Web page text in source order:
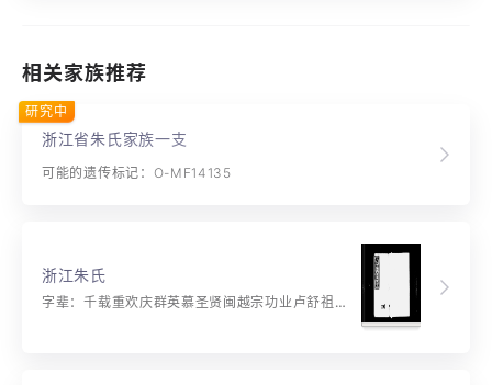
相关家族推荐
浙江省朱氏家族一支
可能的遗传标记：O-MF14135
研究中
浙江朱氏
字辈：千载重欢庆群英慕圣贤闽越宗功业卢舒祖德基根深树丰茂蒂固木丛衍颂歌震寰宇子孙永相连